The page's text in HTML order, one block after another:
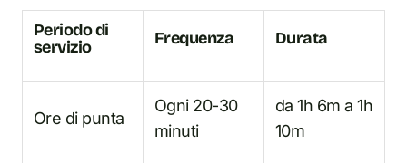
Periodo di
servizio
Frequenza Durata
Ore di punta
Ogni 20-30
minuti
da 1h 6m a 1h
10m